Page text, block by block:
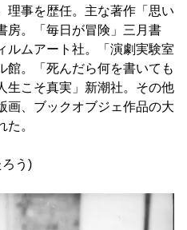
理事を歴任。主な著作「思い
房。「毎日が冒険」三月書
ルムアート社。「演劇実験室
館。「死んだら何を書いても
生こそ真実」新潮社。その他
画、ブックオブジェ作品の大
。
う)